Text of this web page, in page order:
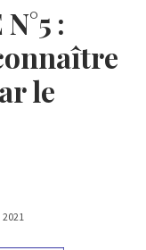
:
le
2021